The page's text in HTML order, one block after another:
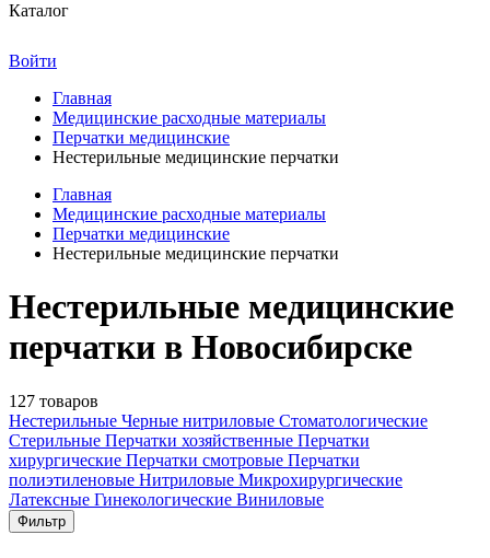
Каталог
Войти
Главная
Медицинские расходные материалы
Перчатки медицинские
Нестерильные медицинские перчатки
Главная
Медицинские расходные материалы
Перчатки медицинские
Нестерильные медицинские перчатки
Нестерильные медицинские
перчатки в Новосибирске
127 товаров
Нестерильные Черные нитриловые Стоматологические
Стерильные Перчатки хозяйственные Перчатки
хирургические Перчатки смотровые Перчатки
полиэтиленовые Нитриловые Микрохирургические
Латексные Гинекологические Виниловые
Фильтр